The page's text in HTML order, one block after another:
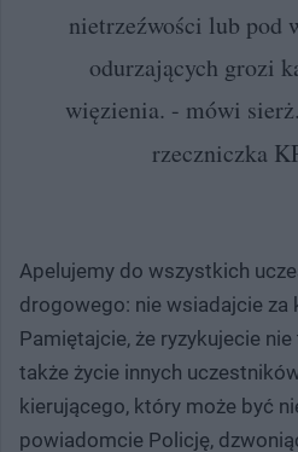
nietrzeźwości lub pod
odurzających grozi
więzienia. - mówi sierż.
rzeczniczka
Apelujemy do wszystkich
drogowego: nie wsiadajcie za
Pamiętajcie, że ryzykujecie
także życie innych
kierującego, który może być
powiadomcie Policję,